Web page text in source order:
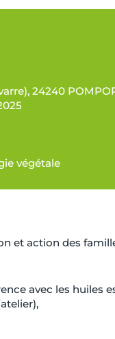
24240
végétale
et action des
avec les huiles